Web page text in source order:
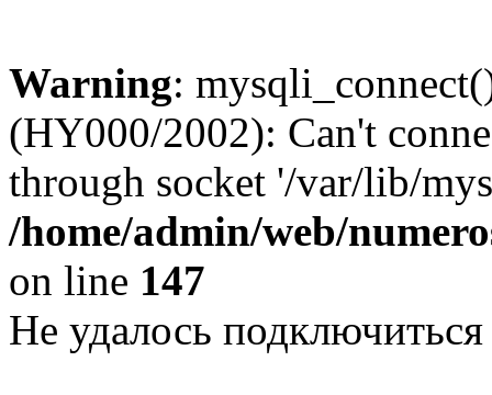
Warning:
(HY000/2002): Can't
through socket '/var/lib/
/home/admin/web/
on line 147
Не удалось